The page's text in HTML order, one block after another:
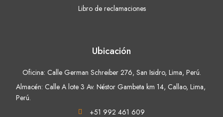
Libro de reclamaciones
Ubicación
Oficina: Calle German Schreiber 276, San Isidro, Lima, Perú.
Almacén: Calle A lote 3 Av. Néstor Gambeta km 14, Callao, Lima,
Perú.
+51 992 461 609